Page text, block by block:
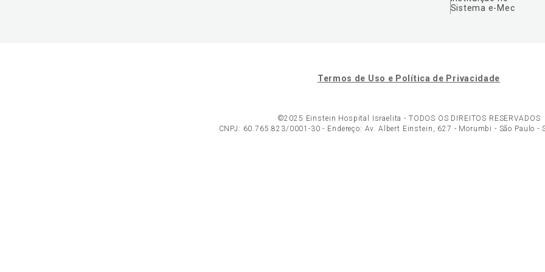
Sistema e-Mec
Termos de Uso e Política de Privacidade
©2025 Einstein Hospital Israelita - TODOS OS DIREITOS RESERVADOS
CNPJ: 60.765.823/0001-30 - Endereço: Av. Albert Einstein, 627 - Morumbi - São Paulo -